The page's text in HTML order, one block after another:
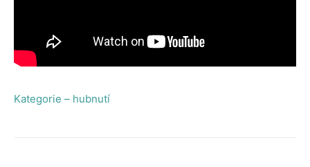
Kategorie – hubnutí